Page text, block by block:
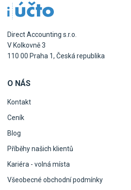
Všechny funkce
Pro živnostníky
Pro spolky
Direct Accounting s.r.o.
V Kolkovně 3
110 00 Praha 1, Česká republika
O NÁS
Kontakt
Ceník
Blog
Příběhy našich klientů
Kariéra - volná místa
Všeobecné obchodní podmínky